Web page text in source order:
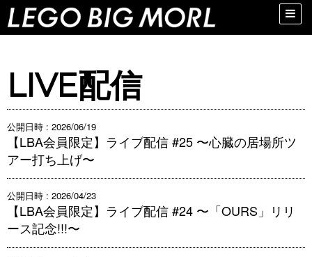
Toggle
LIVE配信
公開日時 : 2026/06/19
【LBA会員限定】ライブ配信 #25 〜心臓の居場所ツ
アー打ち上げ〜
公開日時 : 2026/04/23
【LBA会員限定】ライブ配信 #24 〜「OURS」リリ
ース記念!!!〜